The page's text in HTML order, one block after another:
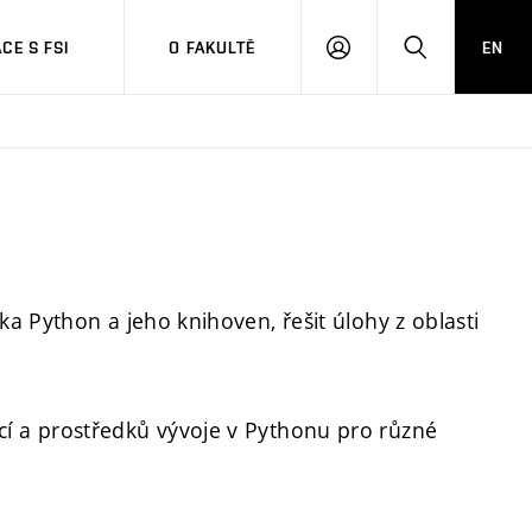
S FSI O FAKULTĚ
PŘIHLÁŠENÍHLEDAT
EN
Python a jeho knihoven, řešit úlohy z oblasti
a prostředků vývoje v Pythonu pro různé